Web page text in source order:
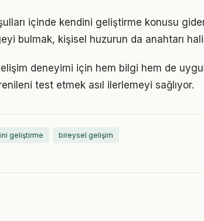
içinde kendini geliştirme konusu
bulmak, kişisel huzurun da anahtarı
deneyimi için hem bilgi hem de
test etmek asıl ilerlemeyi sağlıyor.
geliştirme bireysel gelişim